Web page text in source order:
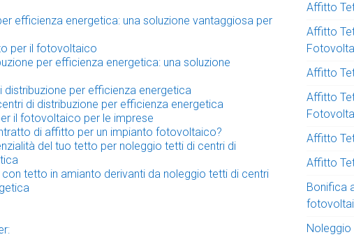
efficienza energetica: una soluzione vantaggiosa per
per il fotovoltaico
per efficienza energetica: una soluzione
per efficienza energetica
di distribuzione per efficienza energetica
il fotovoltaico per le imprese
di affitto per un impianto fotovoltaico?
del tuo tetto per noleggio tetti di centri di
tetto in amianto derivanti da noleggio tetti di centri
Affitto
Affitto
Affitto
Affitto
Affitto
Affitto
Bonifica